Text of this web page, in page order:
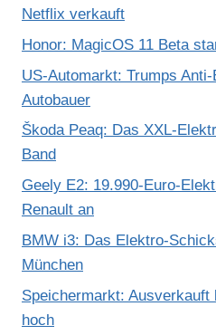
Netflix verkauft
Honor: MagicOS 11 Beta
US-Automarkt: Trumps
Autobauer
Škoda Peaq: Das XXL-
Band
Geely E2: 19.990-Euro-
Renault an
BMW i3: Das Elektro-
München
Speichermarkt:
hoch